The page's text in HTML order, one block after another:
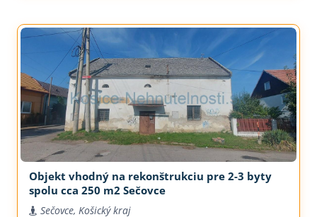
Objekt vhodný na rekonštrukciu pre 2-3 byty
spolu cca 250 m2 Sečovce
Sečovce, Košický kraj